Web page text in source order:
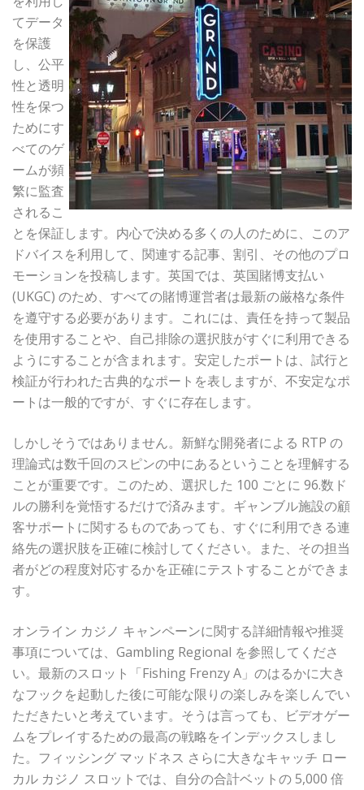
てデータ
を保護
し、公平
性と透明
性を保つ
ためにす
べてのゲ
ームが頻
繁に監査
されるこ
とを保証します。内心で決める多くの人のために、このア
ドバイスを利用して、関連する記事、割引、その他のプロ
モーションを投稿します。英国では、英国賭博支払い
(UKGC) のため、すべての賭博運営者は最新の厳格な条件
を遵守する必要があります。これには、責任を持って製品
を使用することや、自己排除の選択肢がすぐに利用できる
ようにすることが含まれます。安定したポートは、試行と
検証が行われた古典的なポートを表しますが、不安定なポ
ートは一般的ですが、すぐに存在します。
しかしそうではありません。新鮮な開発者による RTP の
理論式は数千回のスピンの中にあるということを理解する
ことが重要です。このため、選択した 100 ごとに 96.数ド
ルの勝利を覚悟するだけで済みます。ギャンブル施設の顧
客サポートに関するものであっても、すぐに利用できる連
絡先の選択肢を正確に検討してください。また、その担当
者がどの程度対応するかを正確にテストすることができま
す。
オンライン カジノ キャンペーンに関する詳細情報や推奨
事項については、Gambling Regional を参照してくださ
い。最新のスロット「Fishing Frenzy A」のはるかに大き
なフックを起動した後に可能な限りの楽しみを楽しんでい
ただきたいと考えています。そうは言っても、ビデオゲー
ムをプレイするための最高の戦略をインデックスしまし
た。フィッシング マッドネス さらに大きなキャッチ ロー
カル カジノ スロットでは、自分の合計ベットの 5,000 倍